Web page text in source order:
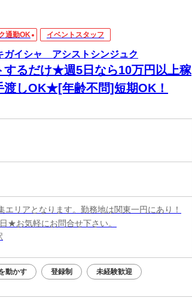
通勤OK イベントスタッフ
ガイシャ アシストシンジュク
るだけ★週5日なら10万円以上稼
しOK★[年齢不問]短期OK！
リアとなります。勤務地は関東一円にあり！
★お気軽にお問合せ下さい。
動かす 登録制 未経験歓迎